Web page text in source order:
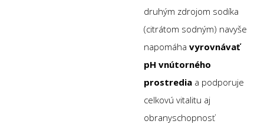
druhým zdrojom sodíka
(citrátom sodným) navyše
napomáha vyrovnávať
pH vnútorného
prostredia a podporuje
celkovú vitalitu aj
obranyschopnosť